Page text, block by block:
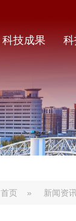
科技成果
首页 » 新闻资